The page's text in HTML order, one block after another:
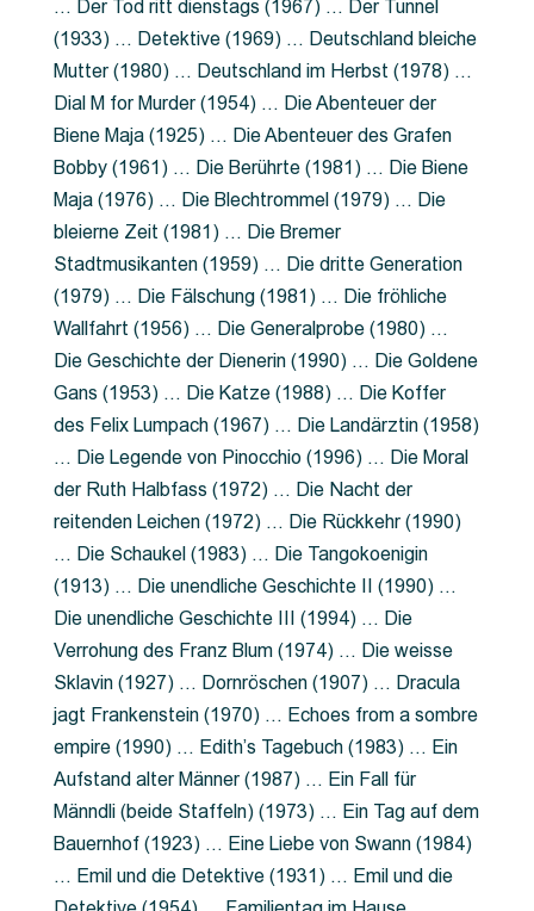
… Der Tod ritt dienstags (1967) … Der Tunnel
(1933) … Detektive (1969) … Deutschland bleiche
Mutter (1980) … Deutschland im Herbst (1978) …
Dial M for Murder (1954) … Die Abenteuer der
Biene Maja (1925) … Die Abenteuer des Grafen
Bobby (1961) … Die Berührte (1981) … Die Biene
Maja (1976) … Die Blechtrommel (1979) … Die
bleierne Zeit (1981) … Die Bremer
Stadtmusikanten (1959) … Die dritte Generation
(1979) … Die Fälschung (1981) … Die fröhliche
Wallfahrt (1956) … Die Generalprobe (1980) …
Die Geschichte der Dienerin (1990) … Die Goldene
Gans (1953) … Die Katze (1988) … Die Koffer
des Felix Lumpach (1967) … Die Landärztin (1958)
… Die Legende von Pinocchio (1996) … Die Moral
der Ruth Halbfass (1972) … Die Nacht der
reitenden Leichen (1972) … Die Rückkehr (1990)
… Die Schaukel (1983) … Die Tangokoenigin
(1913) … Die unendliche Geschichte II (1990) …
Die unendliche Geschichte III (1994) … Die
Verrohung des Franz Blum (1974) … Die weisse
Sklavin (1927) … Dornröschen (1907) … Dracula
jagt Frankenstein (1970) … Echoes from a sombre
empire (1990) … Edith’s Tagebuch (1983) … Ein
Aufstand alter Männer (1987) … Ein Fall für
Männdli (beide Staffeln) (1973) … Ein Tag auf dem
Bauernhof (1923) … Eine Liebe von Swann (1984)
… Emil und die Detektive (1931) … Emil und die